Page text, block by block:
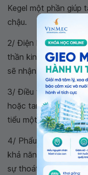
Kegel một phần giúp
chậu.
2/ Điện kích thích :
thần kinh kích thích
sẽ nhận tín hiệu đến
3/ Điều trị nội vơi
hoặc tang cương
tiểu một cách thích
4/ Phẩu thuật : mục
khả năng thoát
sự thoát nước tiểu